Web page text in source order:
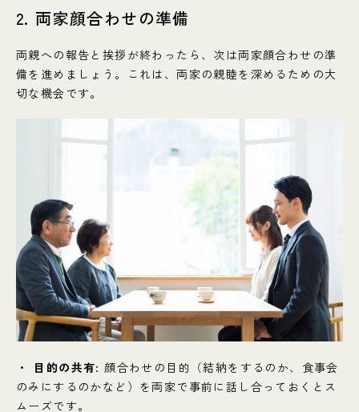
2. 両家顔合わせの準備
両親への報告と挨拶が終わったら、次は両家顔合わせの準
備を進めましょう。これは、両家の親睦を深めるための大
切な機会です。
目的の共有: 顔合わせの目的（結納をするのか、食事会
のみにするのかなど）を両家で事前に話し合っておくとス
ムーズです。